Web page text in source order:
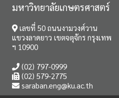
มหาวิทยาลัยเกษตรศาสตร์
เลขที่ 50 ถนนงามวงศ์วาน
แขวงลาดยาว เขตจตุจักร กรุงเทพ
ฯ 10900
(02) 797-0999
(02) 579-2775
saraban.eng@ku.ac.th